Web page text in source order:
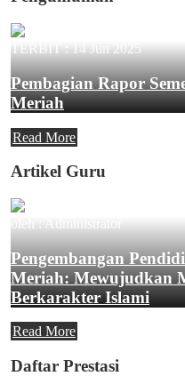
TERBIT :14 Jun 2025
Pembagian Rapor
Meriah
Read More
Artikel Guru
oleh : Administrator
Pengembangan
Meriah: Mewujudkan
Berkarakter Islami
Read More
Daftar Prestasi